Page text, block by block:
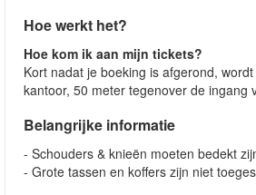
Hoe werkt het?
Hoe kom ik aan mijn tickets?
Kort nadat je boeking is afgerond,
kantoor, 50 meter tegenover de ingang
Belangrijke informatie
- Schouders & knieën moeten bedekt
- Grote tassen en koffers zijn niet